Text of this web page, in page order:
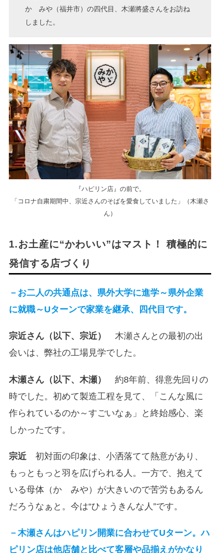
かゞみや（福井市）の四代目、木瀬將盛さんをお訪ね
しました。
『ハピリン店』の前で。
「コロナ自粛期間中、宗近さんのそばを愛食していました」（木瀬さ
ん）
1.お土産に“かわいい”はマスト！ 積極的に
発信する店づくり
－お二人の共通点は、県外大学に進学～県外企業
に就職～Uターンで家業を継承、四代目です。
宗近さん（以下、宗近）
木瀬さんとの最初の出
会いは、弊社の工場見学でした。
木瀬さん（以下、木瀬）
約8年前、得意先回りの
時でした。初めて製造工程を見て、「こんな風に
作られているのか～すごいなぁ」と終始感心、楽
しかったです。
宗近初対面の印象は、小洒落てて熱意があり、
もっともっと羽を広げられる人。一方で、抱えて
いる母体（かゞみや）が大きいので苦労もあるん
だろうなぁと。今は“ひょうきんな人”です。
－木瀬さんはハピリン開業に合わせてUターン。ハ
ピリン店は他店舗と比べて客層や品揃えがかなり